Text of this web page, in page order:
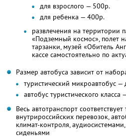
для взрослого — 500р.
для ребенка — 400р.
развлечения на территории
«Подземный космос», полет
тарзанки, музей «Обитель
кассе самостоятельно по
Размер автобуса зависит от
туристический микроавтобус —
автобус туристического
Весь автотранспорт
внутрироссийских перевозок,
климат-контроля,
сиденьями